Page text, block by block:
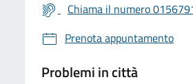
Chiama il numero
Prenota appuntamento
Problemi in città